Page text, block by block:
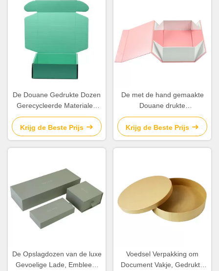
De Douane Gedrukte Dozen
Gerecycleerde Materialen
Aangepaste Kleur van
golfkarton
Krijg de Beste Prijs
De met de hand gemaakte
Douane drukte
Rechthoekige de
Vormgrootte 330 van
Productdozen * 330 *
195mm
Krijg de Beste Prijs
De Opslagdozen van de luxe
Gevoelige Lade, Embleem
Voedsel Verpakking om
Document Vakje, Gedrukte